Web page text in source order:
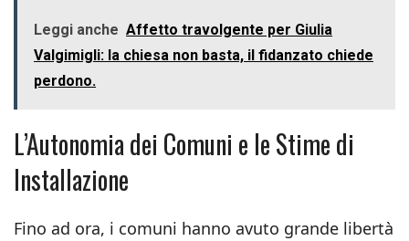
Leggi anche Affetto travolgente per Giulia
Valgimigli: la chiesa non basta, il fidanzato chiede
perdono.
L’Autonomia dei Comuni e le Stime di
Installazione
Fino ad ora, i comuni hanno avuto grande libertà